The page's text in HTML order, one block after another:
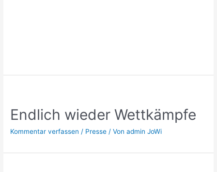
Endlich wieder Wettkämpfe
Kommentar verfassen / Presse / Vonadmin JoWi